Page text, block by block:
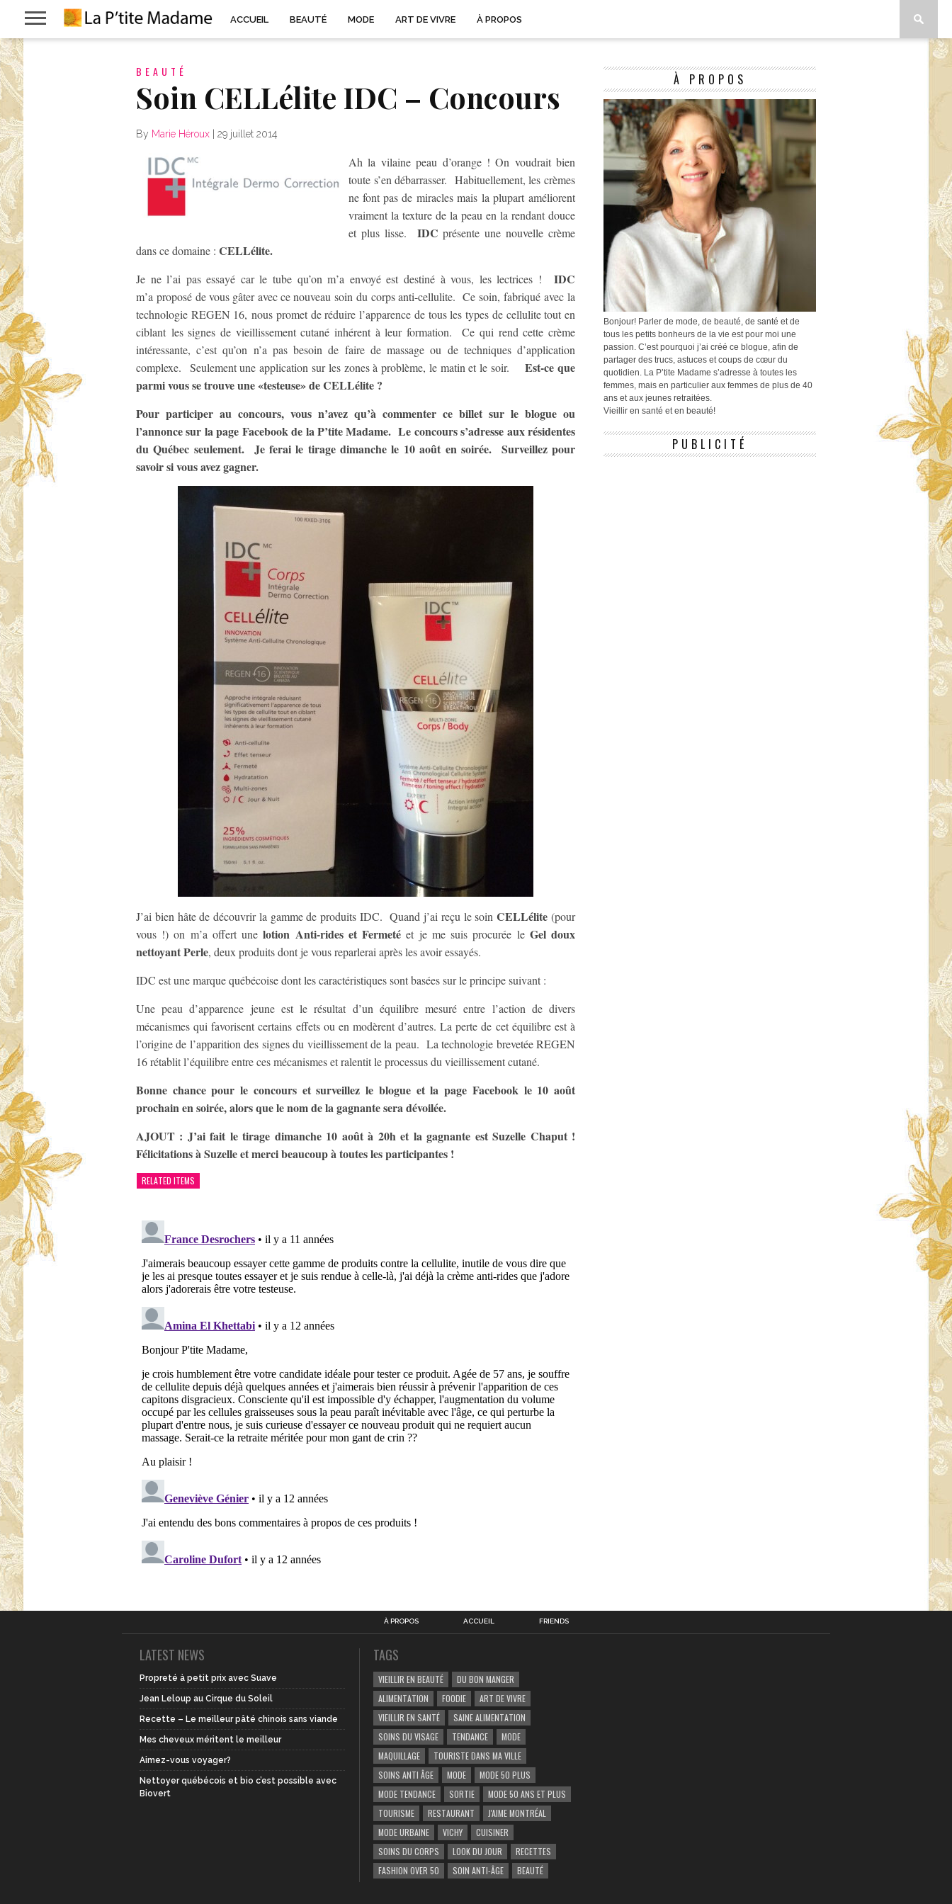
ACCUEIL BEAUTÉ MODE ART DE VIVRE À PROPOS
BEAUTÉ
Soin CELLélite IDC – Concours
By Marie Héroux 29 juillet 2014
Ah la vilaine peau d’orange ! On voudrait bien
toute s’en débarrasser. Habituellement, les crèmes
ne font pas de miracles mais la plupart améliorent
vraiment la texture de la peau en la rendant douce
et plus lisse. IDC présente une nouvelle crème
dans ce domaine : CELLélite.
Je ne l’ai pas essayé car le tube qu’on m’a envoyé est destiné à vous, les lectrices ! IDC
m’a proposé de vous gâter avec ce nouveau soin du corps anti-cellulite. Ce soin, fabriqué avec la
technologie REGEN 16, nous promet de réduire l’apparence de tous les types de cellulite tout en
ciblant les signes de vieillissement cutané inhérent à leur formation. Ce qui rend cette crème
intéressante, c’est qu’on n’a pas besoin de faire de massage ou de techniques d’application
complexe. Seulement une application sur les zones à problème, le matin et le soir.Est-ce que
parmi vous se trouve une «testeuse» de CELLélite ?
Pour participer au concours, vous n’avez qu’à commenter ce billet sur le blogue ou
l’annonce sur la page Facebook de la P’tite Madame. Le concours s’adresse aux résidentes
du Québec seulement. Je ferai le tirage dimanche le 10 août en soirée. Surveillez pour
savoir si vous avez gagner.
J’ai bien hâte de découvrir la gamme de produits IDC. Quand j’ai reçu le soinCELLélite (pour
vous !) on m’a offert unelotion Anti-rides et Fermeté et je me suis procurée le Gel doux
nettoyant Perle, deux produits dont je vous reparlerai après les avoir essayés.
IDC est une marque québécoise dont les caractéristiques sont basées sur le principe suivant :
Une peau d’apparence jeune est le résultat d’un équilibre mesuré entre l’action de divers
mécanismes qui favorisent certains effets ou en modèrent d’autres. La perte de cet équilibre est à
l’origine de l’apparition des signes du vieillissement de la peau. La technologie brevetée REGEN
16 rétablit l’équilibre entre ces mécanismes et ralentit le processus du vieillissement cutané.
Bonne chance pour le concours et surveillez le blogue et la page Facebook le 10 août
prochain en soirée, alors que le nom de la gagnante sera dévoilée.
AJOUT : J’ai fait le tirage dimanche 10 août à 20h et la gagnante est Suzelle Chaput !
Félicitations à Suzelle et merci beaucoup à toutes les participantes !
RELATED ITEMS
À PROPOS
Bonjour! Parler de mode, de beauté, de santé et de
tous les petits bonheurs de la vie est pour moi une
passion. C’est pourquoi j’ai créé ce blogue, afin de
partager des trucs, astuces et coups de cœur du
quotidien. La P’tite Madame s’adresse à toutes les
femmes, mais en particulier aux femmes de plus de 40
ans et aux jeunes retraitées.
Vieillir en santé et en beauté!
PUBLICITÉ
À PROPOS ACCUEIL FRIENDS
LATEST NEWS
Propreté à petit prix avec Suave
Jean Leloup au Cirque du Soleil
Recette – Le meilleur pâté chinois sans viande
Mes cheveux méritent le meilleur
Aimez-vous voyager?
Nettoyer québécois et bio c’est possible avec
Biovert
TAGS
VIEILLIR EN BEAUTÉ
DU BON MANGER
ALIMENTATION
FOODIE
ART DE VIVRE
VIEILLIR EN SANTÉ
SAINE ALIMENTATION
SOINS DU VISAGE
TENDANCE
MODE
MAQUILLAGE
TOURISTE DANS MA VILLE
SOINS ANTI ÂGE
MODE
MODE 50 PLUS
MODE TENDANCE
SORTIE
MODE 50 ANS ET PLUS
TOURISME
RESTAURANT
J'AIME MONTRÉAL
MODE URBAINE
VICHY
CUISINER
SOINS DU CORPS
LOOK DU JOUR
RECETTES
FASHION OVER 50
SOIN ANTI-ÂGE BEAUTÉ